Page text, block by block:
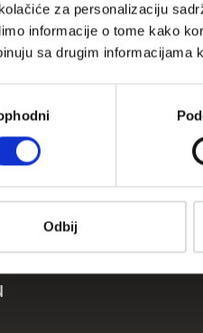
za personalizaciju
informacije o tome kako
sa drugim informacijama
Odbij
o
(ime i email adresu)